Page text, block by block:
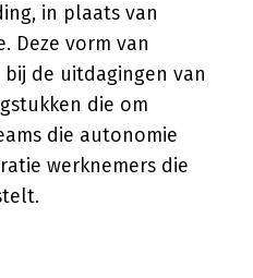
in plaats van
Deze vorm van
de uitdagingen van
die om
die autonomie
werknemers die